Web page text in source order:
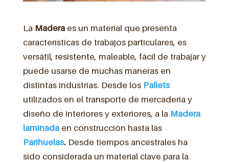
La Madera es un material que presenta
características de trabajos particulares, es
versátil, resistente, maleable, fácil de trabajar y
puede usarse de muchas maneras en
distintas industrias. Desde los Pallets
utilizados en el transporte de mercadería y
diseño de interiores y exteriores, a la Madera
laminada en construcción hasta las
Parihuelas. Desde tiempos ancestrales ha
sido considerada un material clave para la